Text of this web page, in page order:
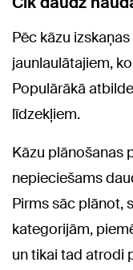
Pēc kāzu
jaunlaulātajiem,
Populārākā
līdzekļiem.
Kāzu plānošanas
nepieciešams
Pirms sāc plānot,
kategorijām,
un tikai tad atrodi